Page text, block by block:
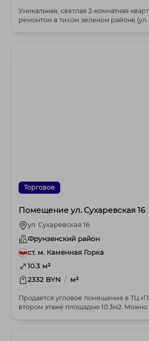
Уникальная, светлая 2-комнатная
ремонтом в тихом зеленом районе (ул.
Торговое
Помещение ул. Сухаревская 16
ул. Сухаревская 16
Фрунзенский район
ст. м. Каменная Горка
10.3 м²
2332 BYN / м²
Продается угловое помещение в ТЦ
втором этаже площадью 10.3м2. Можно